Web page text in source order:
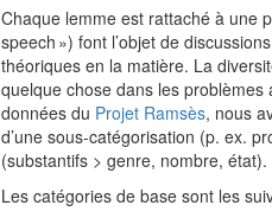
Chaque lemme est rattaché à une
speech ») font l’objet de
théoriques en la matière. La
quelque chose dans les
données du Projet Ramsès, nous
d’une sous-catégorisation (p. ex.
(substantifs > genre, nombre, état).
Les catégories de base sont les